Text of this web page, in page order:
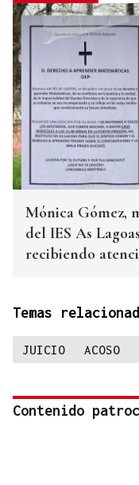
Mónica Gómez,
del IES As
recibiendo
Temas
JUICIO ACOSO
Contenido